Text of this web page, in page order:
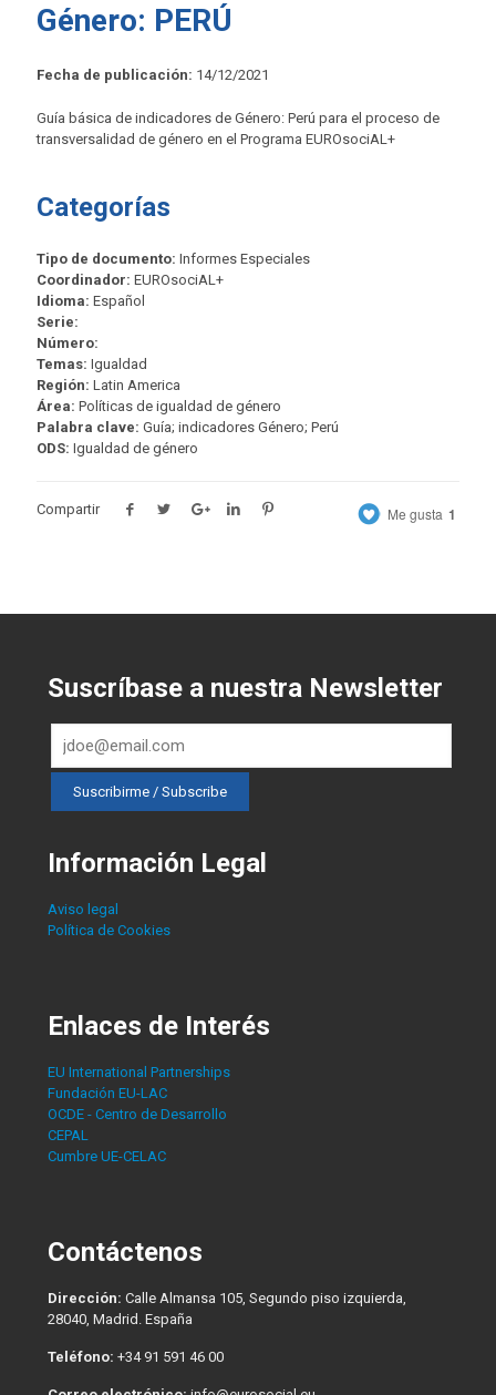
Género: PERÚ
Fecha de publicación: 14/12/2021
Guía básica de indicadores de Género: Perú para el proceso de
transversalidad de género en el Programa EUROsociAL+
Categorías
Tipo de documento: Informes Especiales
Coordinador: EUROsociAL+
Idioma: Español
Serie:
Número:
Temas: Igualdad
Región: Latin America
Área: Políticas de igualdad de género
Palabra clave: Guía; indicadores Género; Perú
ODS: Igualdad de género
Compartir Me gusta 1
Suscríbase a nuestra Newsletter
Información Legal
Aviso legal
Política de Cookies
Enlaces de Interés
EU International Partnerships
Fundación EU-LAC
OCDE - Centro de Desarrollo
CEPAL
Cumbre UE-CELAC
Contáctenos
Dirección: Calle Almansa 105, Segundo piso izquierda,
28040, Madrid. España
Teléfono: +34 91 591 46 00